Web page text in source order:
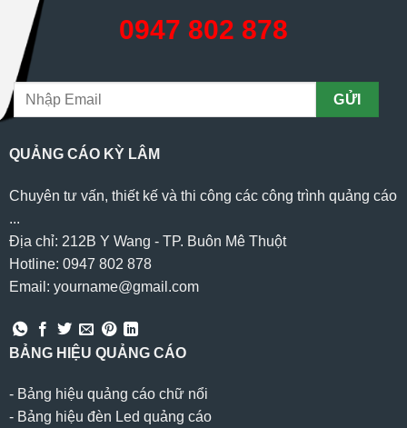
0947 802 878
QUẢNG CÁO KỲ LÂM
Chuyên tư vấn, thiết kế và thi công các công trình quảng cáo
...
Địa chỉ: 212B Y Wang - TP. Buôn Mê Thuột
Hotline: 0947 802 878
Email: yourname@gmail.com
BẢNG HIỆU QUẢNG CÁO
- Bảng hiệu quảng cáo chữ nổi
- Bảng hiệu đèn Led quảng cáo